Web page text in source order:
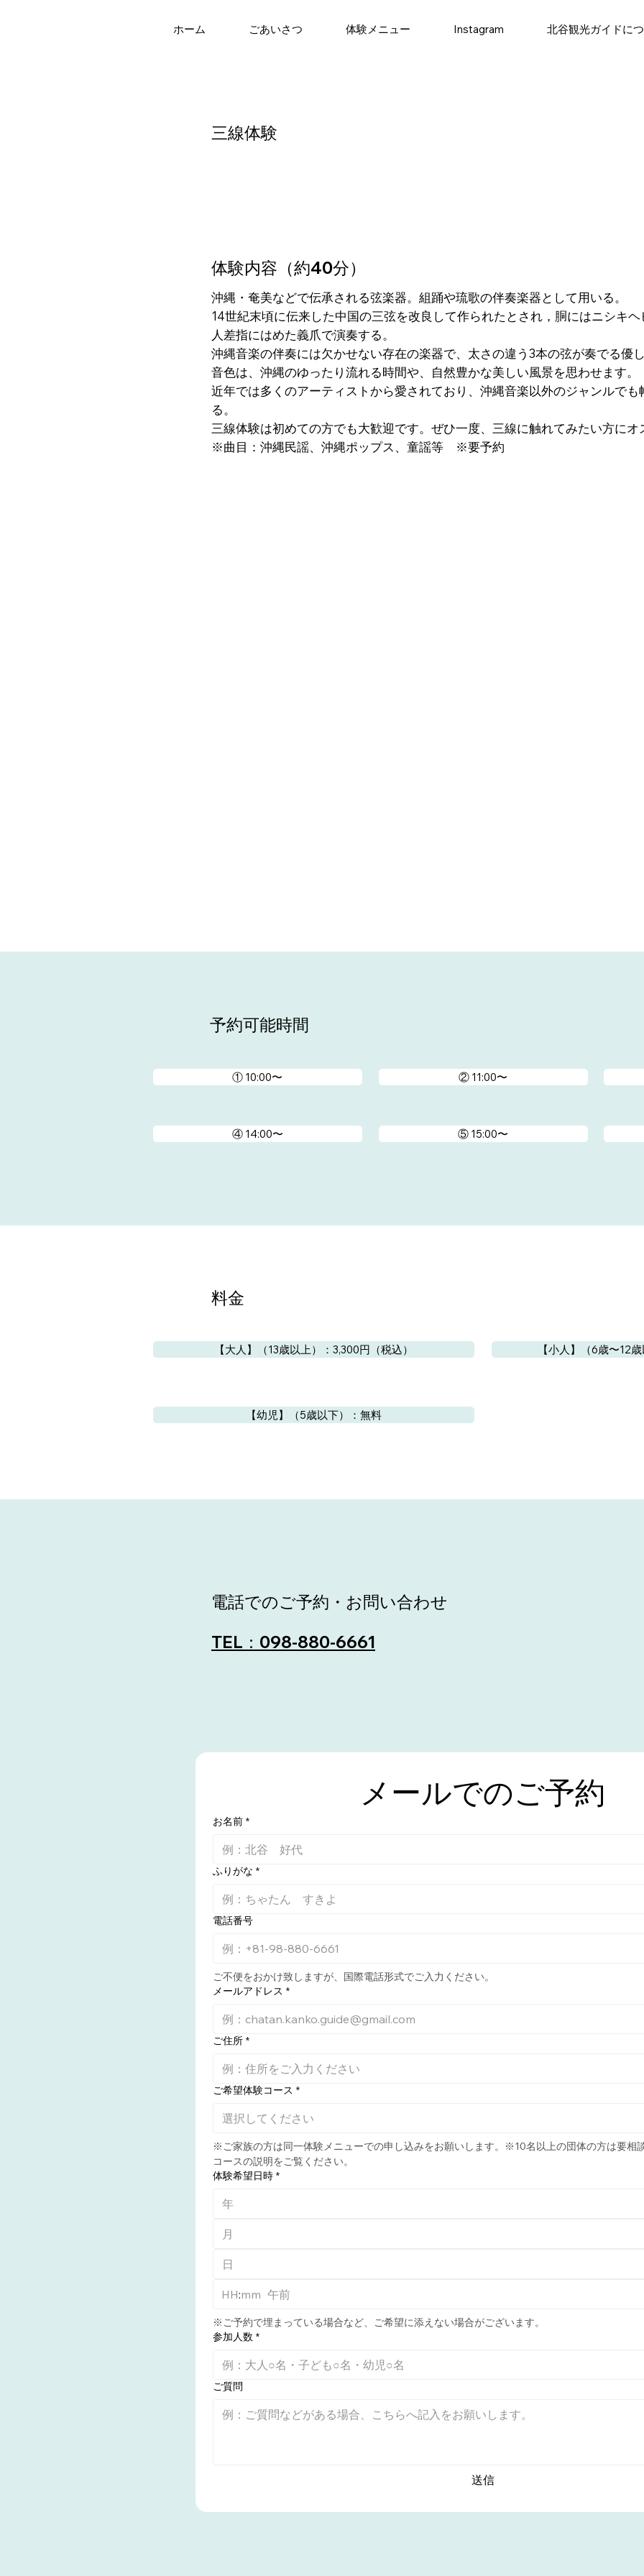
ホーム ごあいさつ 体験メニュー Instagram 北谷観光ガイドに
三線体験
体験内容（約40分）
沖縄・奄美などで伝承される弦楽器。組踊や琉歌の伴奏楽器として用いる。
14世紀末頃に伝来した中国の三弦を改良して作られたとされ，胴にはニシキ
人差指にはめた義爪で演奏する。
沖縄音楽の伴奏には欠かせない存在の楽器で、太さの違う3本の弦が奏でる優
音色は、沖縄のゆったり流れる時間や、自然豊かな美しい風景を思わせます。
近年では多くのアーティストから愛されており、沖縄音楽以外のジャンルでも
る。
三線体験は初めての方でも大歓迎です。ぜひ一度、三線に触れてみたい方にオ
※曲目：沖縄民謡、沖縄ポップス、童謡等 ※要予約
④ 14:00〜 ⑤ 15:00〜
① 10:00〜 ② 11:00〜
予約可能時間
【幼児】（5歳以下）：無料
【小人】（6歳〜12
【大人】（13歳以上）：3,300円（税込）
料金
TEL：098-880-6661
電話でのご予約・お問い合わせ
メールでのご予約
お名前 *
ふりがな *
電話番号
ご不便をおかけ致しますが、国際電話形式でご入力ください。
メールアドレス *
ご住所 *
ご希望体験コース *
選択してください
※ご家族の方は同一体験メニューでの申し込みをお願いします。※10名以上の団体の方は要相
コースの説明をご覧ください。
体験希望日時 *
月
: 午前
※ご予約で埋まっている場合など、ご希望に添えない場合がございます。
参加人数 *
ご質問
送信